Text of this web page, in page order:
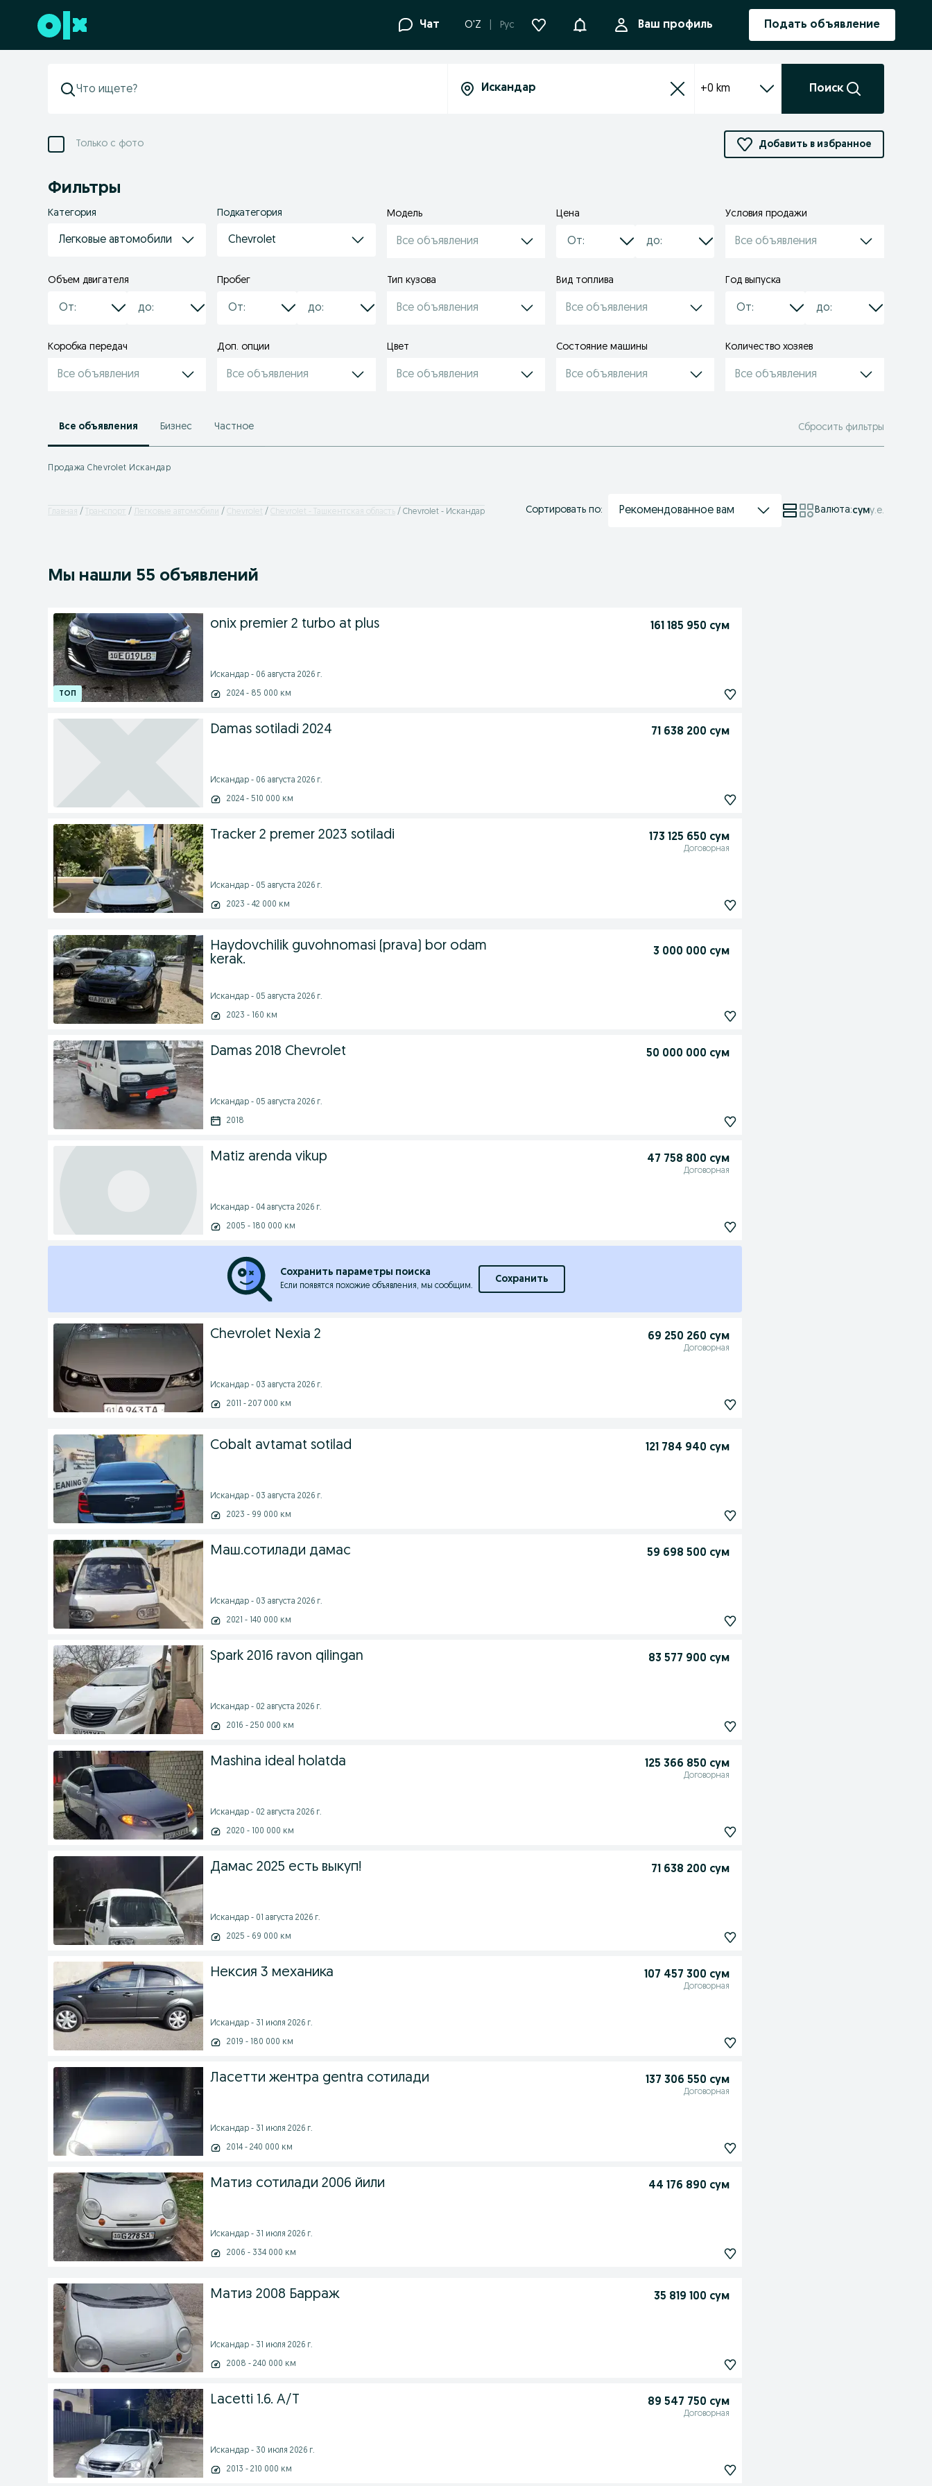
Перейти к нижнему колонтитулу Чат O'Z Рус УведомленияВаш профиль Подать объявление
+0 km Поиск
Только с фото Добавить в избранное
Фильтры
Категория
Легковые автомобили
Подкатегория
Chevrolet
Модель
Все объявления
Цена Условия продажи
Все объявления
Объем двигателя Пробег Тип кузова
Все объявления
Вид топлива
Все объявления
Год выпуска
Коробка передач
Все объявления
Доп. опции
Все объявления
Цвет
Все объявления
Состояние машины
Все объявления
Количество хозяев
Все объявления
Все объявления Бизнес Частное Сбросить фильтры
Продажа Chevrolet Искандар
Главная Транспорт Легковые автомобили Chevrolet Chevrolet - Ташкентская область Chevrolet - Искандар Сортировать по: Рекомендованное вам Валюта:суму.е.
Мы нашли 55 объявлений
onix premier 2 turbo at plus 161 185 950 сум
Искандар - 06 августа 2026 г.
2024 - 85 000 км
Damas sotiladi 2024 71 638 200 сум
Искандар - 06 августа 2026 г.
2024 - 510 000 км
Tracker 2 premer 2023 sotiladi 173 125 650 сум
Договорная
Искандар - 05 августа 2026 г.
2023 - 42 000 км
Haydovchilik guvohnomasi (prava) bor odam
kerak.
3 000 000 сум
Искандар - 05 августа 2026 г.
2023 - 160 км
Damas 2018 Chevrolet 50 000 000 сум
Искандар - 05 августа 2026 г.
2018
Matiz arenda vikup 47 758 800 сум
Договорная
Искандар - 04 августа 2026 г.
2005 - 180 000 км
Сохранить параметры поиска
Если появятся похожие объявления, мы сообщим.
Сохранить
Chevrolet Nexia 2 69 250 260 сум
Договорная
Искандар - 03 августа 2026 г.
2011 - 207 000 км
Cobalt avtamat sotilad 121 784 940 сум
Искандар - 03 августа 2026 г.
2023 - 99 000 км
Маш.сотилади дамас 59 698 500 сум
Искандар - 03 августа 2026 г.
2021 - 140 000 км
Spark 2016 ravon qilingan 83 577 900 сум
Искандар - 02 августа 2026 г.
2016 - 250 000 км
Mashina ideal holatda 125 366 850 сум
Договорная
Искандар - 02 августа 2026 г.
2020 - 100 000 км
Дамас 2025 есть выкуп! 71 638 200 сум
Искандар - 01 августа 2026 г.
2025 - 69 000 км
Нексия 3 механика 107 457 300 сум
Договорная
Искандар - 31 июля 2026 г.
2019 - 180 000 км
Ласетти жентра gentra сотилади 137 306 550 сум
Договорная
Искандар - 31 июля 2026 г.
2014 - 240 000 км
Матиз сотилади 2006 йили 44 176 890 сум
Искандар - 31 июля 2026 г.
2006 - 334 000 км
Матиз 2008 Барраж 35 819 100 сум
Искандар - 31 июля 2026 г.
2008 - 240 000 км
Lacetti 1.6. A/T 89 547 750 сум
Договорная
Искандар - 30 июля 2026 г.
2013 - 210 000 км